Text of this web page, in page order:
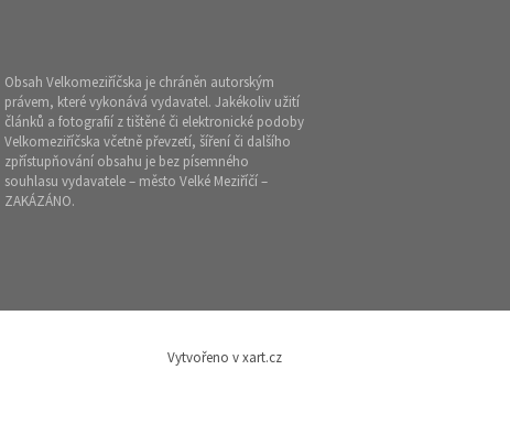
Obsah Velkomeziříčska je chráněn autorským
právem, které vykonává vydavatel. Jakékoliv užití
článků a fotografií z tištěné či elektronické podoby
Velkomeziříčska včetně převzetí, šíření či dalšího
zpřístupňování obsahu je bez písemného
souhlasu vydavatele – město Velké Meziříčí –
ZAKÁZÁNO.
Vytvořeno v xart.cz